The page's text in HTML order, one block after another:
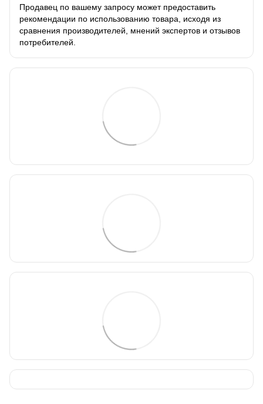
Продавец по вашему запросу может предоставить
рекомендации по использованию товара, исходя из
сравнения производителей, мнений экспертов и отзывов
потребителей.